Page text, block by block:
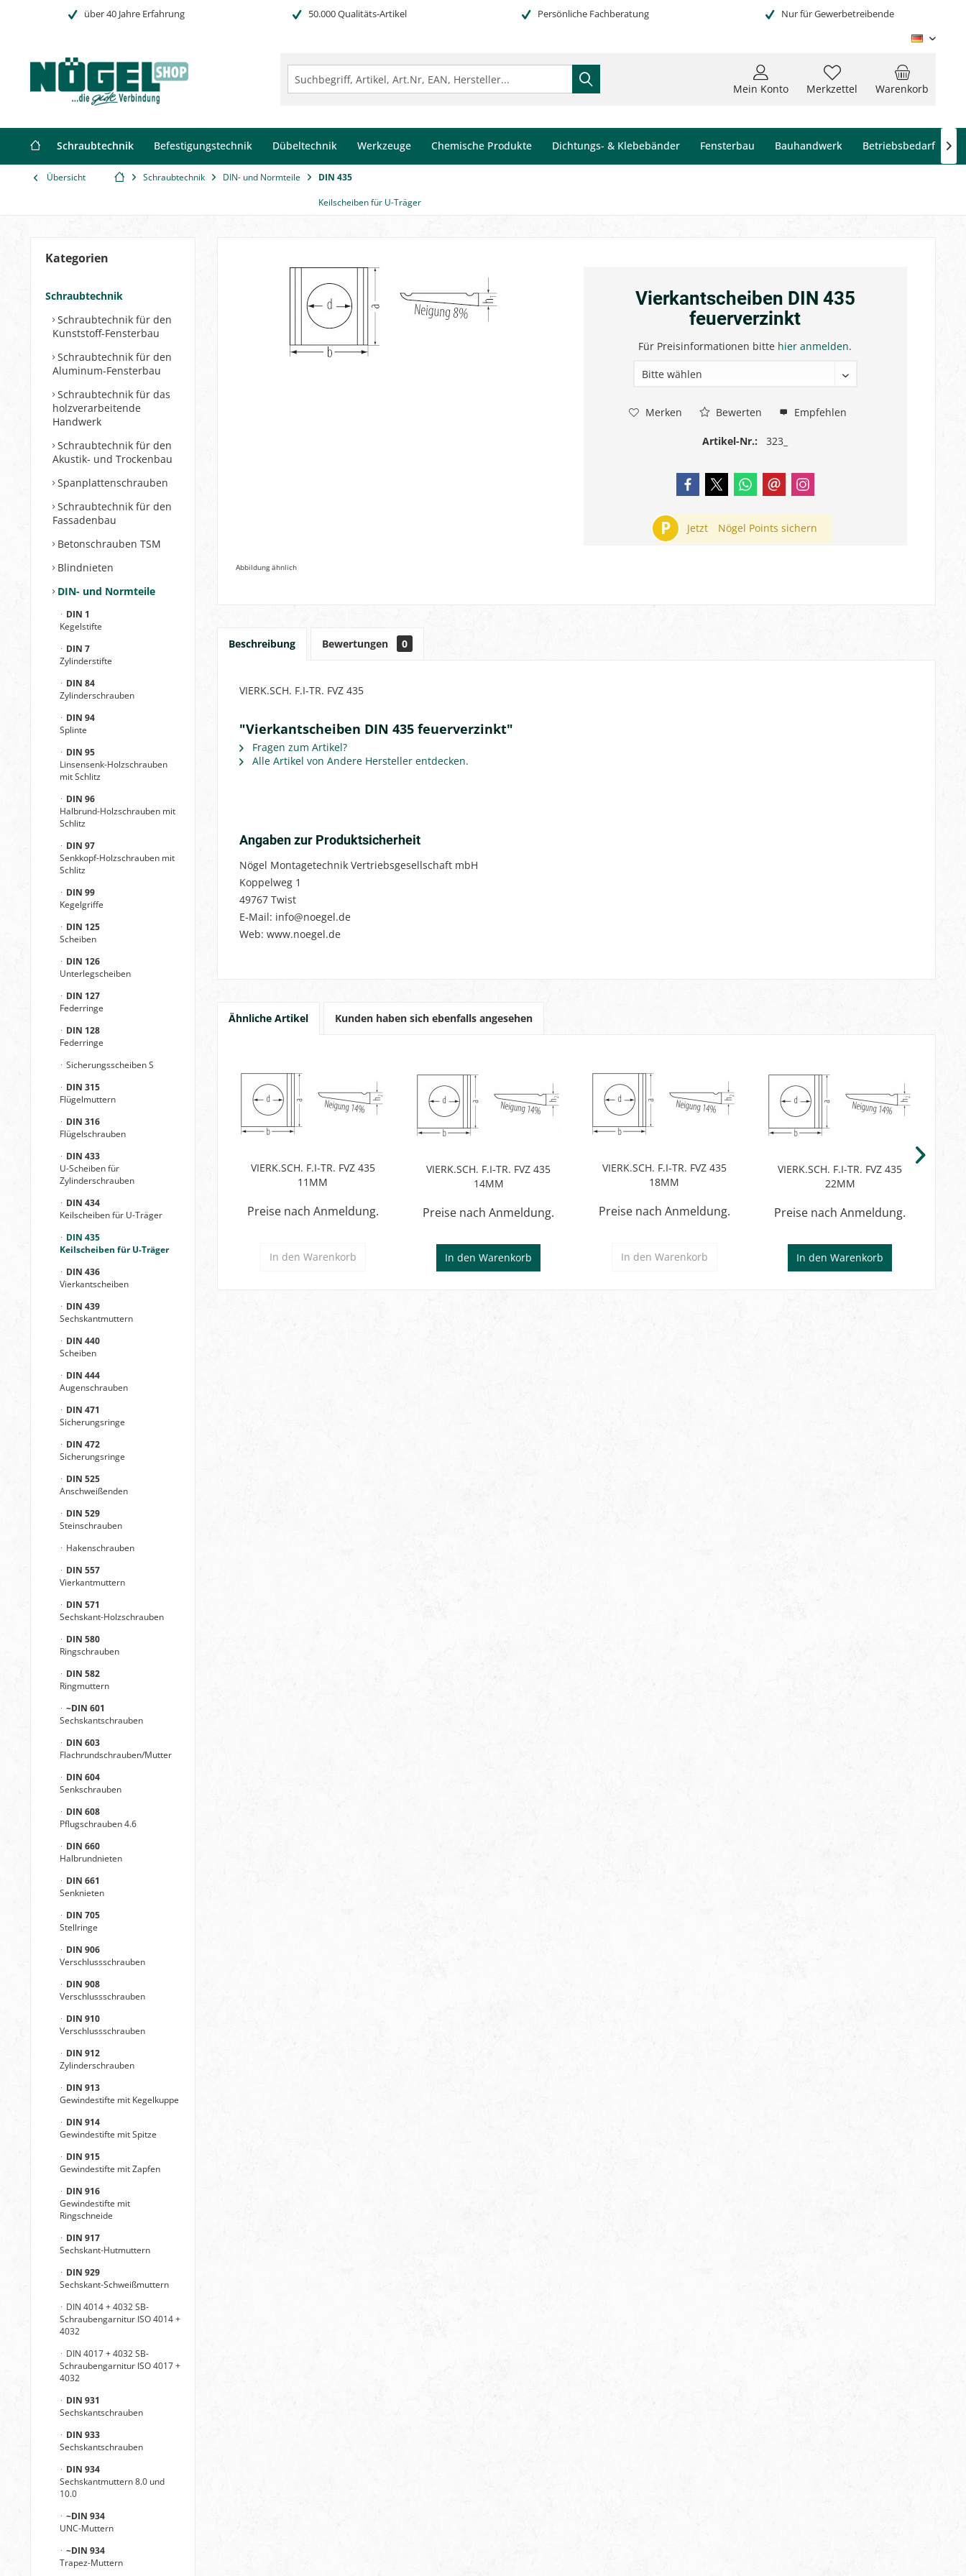
über 40 Jahre Erfahrung 50.000 Qualitäts-Artikel Persönliche Fachberatung Nur für Gewerbetreibende
Warenkorb
Merkzettel
Mein Konto
Schraubtechnik Befestigungstechnik Dübeltechnik Werkzeuge Chemische Produkte Dichtungs- & Klebebänder Fensterbau Bauhandwerk Betriebsbedarf 
Übersicht Schraubtechnik DIN- und Normteile DIN 435
Keilscheiben für U-Träger
Kategorien
Schraubtechnik
Schraubtechnik für den
Kunststoff-Fensterbau
Schraubtechnik für den
Aluminum-Fensterbau
Schraubtechnik für das
holzverarbeitende
Handwerk
Schraubtechnik für den
Akustik- und Trockenbau
Spanplattenschrauben
Schraubtechnik für den
Fassadenbau
Betonschrauben TSM
Blindnieten
DIN- und Normteile
DIN 1
Kegelstifte
DIN 7
Zylinderstifte
DIN 84
Zylinderschrauben
DIN 94
Splinte
DIN 95
Linsensenk-Holzschrauben
mit Schlitz
DIN 96
Halbrund-Holzschrauben mit
Schlitz
DIN 97
Senkkopf-Holzschrauben mit
Schlitz
DIN 99
Kegelgriffe
DIN 125
Scheiben
DIN 126
Unterlegscheiben
DIN 127
Federringe
DIN 128
Federringe
Sicherungsscheiben S
DIN 315
Flügelmuttern
DIN 316
Flügelschrauben
DIN 433
U-Scheiben für
Zylinderschrauben
DIN 434
Keilscheiben für U-Träger
DIN 435
Keilscheiben für U-Träger
DIN 436
Vierkantscheiben
DIN 439
Sechskantmuttern
DIN 440
Scheiben
DIN 444
Augenschrauben
DIN 471
Sicherungsringe
DIN 472
Sicherungsringe
DIN 525
Anschweißenden
DIN 529
Steinschrauben
Hakenschrauben
DIN 557
Vierkantmuttern
DIN 571
Sechskant-Holzschrauben
DIN 580
Ringschrauben
DIN 582
Ringmuttern
~DIN 601
Sechskantschrauben
DIN 603
Flachrundschrauben/Mutter
DIN 604
Senkschrauben
DIN 608
Pflugschrauben 4.6
DIN 660
Halbrundnieten
DIN 661
Senknieten
DIN 705
Stellringe
DIN 906
Verschlussschrauben
DIN 908
Verschlussschrauben
DIN 910
Verschlussschrauben
DIN 912
Zylinderschrauben
DIN 913
Gewindestifte mit Kegelkuppe
DIN 914
Gewindestifte mit Spitze
DIN 915
Gewindestifte mit Zapfen
DIN 916
Gewindestifte mit
Ringschneide
DIN 917
Sechskant-Hutmuttern
DIN 929
Sechskant-Schweißmuttern
DIN 4014 + 4032 SB-
Schraubengarnitur ISO 4014 +
4032
DIN 4017 + 4032 SB-
Schraubengarnitur ISO 4017 +
4032
DIN 931
Sechskantschrauben
DIN 933
Sechskantschrauben
DIN 934
Sechskantmuttern 8.0 und
10.0
~DIN 934
UNC-Muttern
~DIN 934
Trapez-Muttern
Abbildung ähnlich
Vierkantscheiben DIN 435
feuerverzinkt
Für Preisinformationen bitte hier anmelden.
Merken Bewerten Empfehlen
Artikel-Nr.: 323_
P Jetzt Nögel Points sichern
Beschreibung Bewertungen 0
VIERK.SCH. F.I-TR. FVZ 435
"Vierkantscheiben DIN 435 feuerverzinkt"
Fragen zum Artikel?
Alle Artikel von Andere Hersteller entdecken.
Angaben zur Produktsicherheit
Nögel Montagetechnik Vertriebsgesellschaft mbH
Koppelweg 1
49767 Twist
E-Mail: info@noegel.de
Web: www.noegel.de
Ähnliche Artikel Kunden haben sich ebenfalls angesehen
VIERK.SCH. F.I-TR. FVZ 435
11MM
Preise nach Anmeldung.
In den Warenkorb
VIERK.SCH. F.I-TR. FVZ 435
14MM
Preise nach Anmeldung.
In den Warenkorb
VIERK.SCH. F.I-TR. FVZ 435
18MM
Preise nach Anmeldung.
In den Warenkorb
VIERK.SCH. F.I-TR. FVZ 435
22MM
Preise nach Anmeldung.
In den Warenkorb